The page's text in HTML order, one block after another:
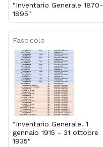
"Inventario Generale 1870-
1895"
Fascicolo
"Inventario Generale. 1
gennaio 1915 - 31 ottobre
1935"